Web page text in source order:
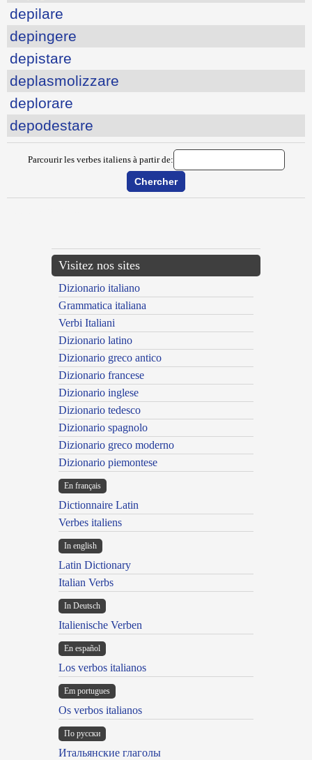
depilare
depingere
depistare
deplasmolizzare
deplorare
depodestare
Parcourir les verbes italiens à partir de:
Visitez nos sites
Dizionario italiano
Grammatica italiana
Verbi Italiani
Dizionario latino
Dizionario greco antico
Dizionario francese
Dizionario inglese
Dizionario tedesco
Dizionario spagnolo
Dizionario greco moderno
Dizionario piemontese
En français
Dictionnaire Latin
Verbes italiens
In english
Latin Dictionary
Italian Verbs
In Deutsch
Italienische Verben
En español
Los verbos italianos
Em portugues
Os verbos italianos
По русски
Итальянские глаголы